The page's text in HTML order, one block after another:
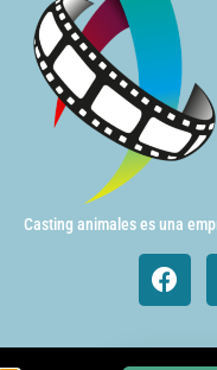
Casting animales es una